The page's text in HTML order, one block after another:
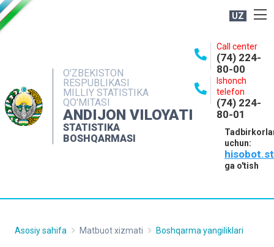
UZ
O'ZBEKISTON
RESPUBLIKASI
MILLIY STATISTIKA
QO'MITASI
ANDIJON VILOYATI
STATISTIKA
BOSHQARMASI
Call center
(74) 224-
80-00
Ishonch
telefon
(74) 224-
80-01
uchun:
ga o'tish
NASHRLAR
INTERAKTIV XIZMATLAR
MATBUOT XIZMATI
MUROJAATLAR
Asosiy sahifa Matbuot xizmati Boshqarma yangiliklari